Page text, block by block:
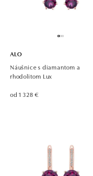
ALO
Náušnice s diamantom a
rhodolitom Lux
od 1 328 €